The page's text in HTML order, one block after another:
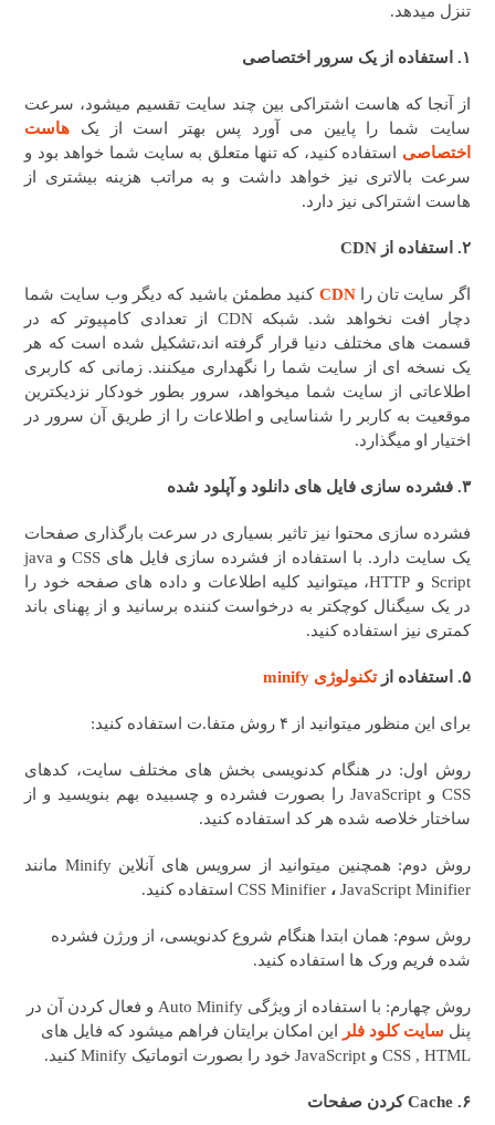
تنزل میدهد.
۱. استفاده از یک سرور اختصاصی
از آنجا که هاست اشتراکی بین چند سایت تقسیم میشود، سرعت
سایت شما را پایین می آورد پس بهتر است از یک هاست
اختصاصی استفاده کنید، که تنها متعلق به سایت شما خواهد بود و
سرعت بالاتری نیز خواهد داشت و به مراتب هزینه بیشتری از
هاست اشتراکی نیز دارد.
۲. استفاده از CDN
اگر سایت تان راCDN کنید مطمئن باشید که دیگر وب سایت شما
دچار افت نخواهد شد. شبکه CDN از تعدادی کامپیوتر که در
قسمت های مختلف دنیا قرار گرفته اند،‌تشکیل شده است که هر
یک نسخه ای از سایت شما را نگهداری میکنند. زمانی که کاربری
اطلاعاتی از سایت شما میخواهد، سرور بطور خودکار نزدیکترین
موقعیت به کاربر را شناسایی و اطلاعات را از طریق آن سرور در
اختیار او میگذارد.
۳. فشرده سازی فایل های دانلود و آپلود شده
فشرده سازی محتوا نیز تاثیر بسیاری در سرعت بارگذاری صفحات
یک سایت دارد. با استفاده از فشرده سازی فایل های CSS و java
Script و HTTP، میتوانید کلیه اطلاعات و داده های صفحه خود را
در یک سیگنال کوچکتر به درخواست کننده برسانید و از پهنای باند
کمتری نیز استفاده کنید.
۵. استفاده از تکنولوژی minify
برای این منظور میتوانید از ۴ روش متفا.ت استفاده کنید:
روش اول: در هنگام کدنویسی بخش های مختلف سایت، کدهای
CSS و JavaScript را بصورت فشرده و چسبیده بهم بنویسید و از
ساختار خلاصه شده هر کد استفاده کنید.
روش دوم: همچنین میتوانید از سرویس های آنلاین Minify مانند
CSS Minifier، JavaScript Minifier استفاده کنید.
روش سوم: همان ابتدا هنگام شروع کدنویسی، از ورژن فشرده
شده فریم ورک ها استفاده کنید.
روش چهارم: با استفاده از ویژگی Auto Minify و فعال کردن آن در
پنل سایت کلود فلر
این امکان برایتان فراهم میشود که فایل های
CSS , HTML و JavaScript خود را بصورت اتوماتیک Minify کنید.
۶. Cache کردن صفحات